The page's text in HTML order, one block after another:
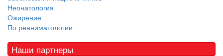
Неонатология
Ожирение
По реаниматологии
Наши партнеры